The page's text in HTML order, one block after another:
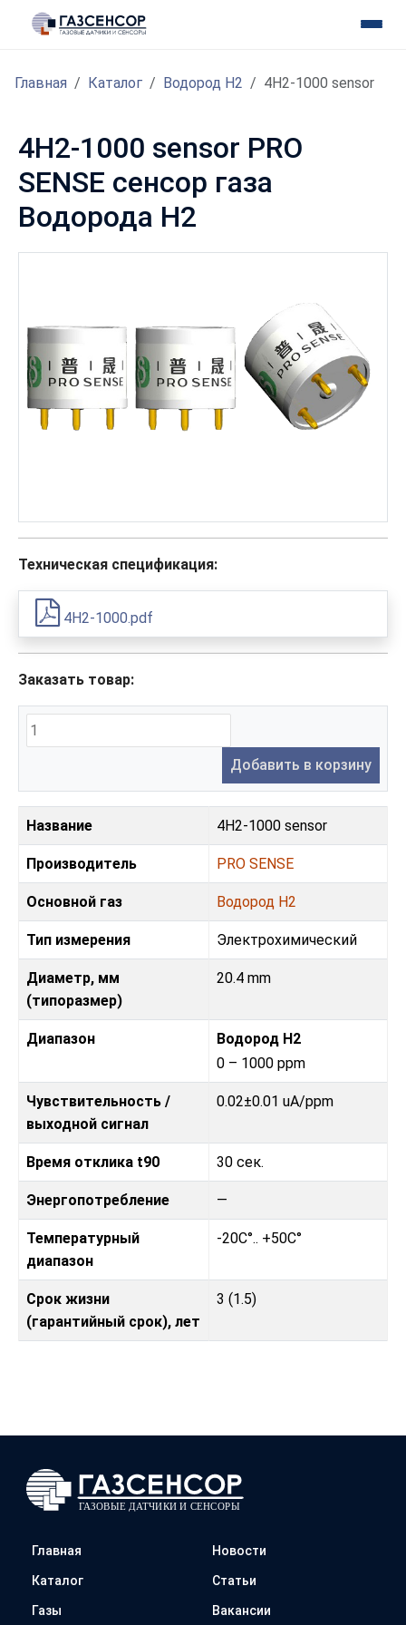
Главная Каталог Водород H2 4H2-1000 sensor
4H2-1000 sensor PRO
SENSE сенсор газа
Водорода H2
Техническая спецификация:
4H2-1000.pdf
Заказать товар:
Добавить в корзину
Название 4H2-1000 sensor
Производитель PRO SENSE
Основной газ Водород H2
Тип измерения Электрохимический
Диаметр, мм
(типоразмер)
20.4 mm
Диапазон
Водород H2
0 – 1000 ppm
Чувствительность /
выходной сигнал
0.02±0.01 uA/ppm
Время отклика t90 30 сек.
Энергопотребление —
Температурный
диапазон
-20C°.. +50C°
Срок жизни
(гарантийный срок), лет
3 (1.5)
Главная
Каталог
Газы
Новости
Статьи
Вакансии